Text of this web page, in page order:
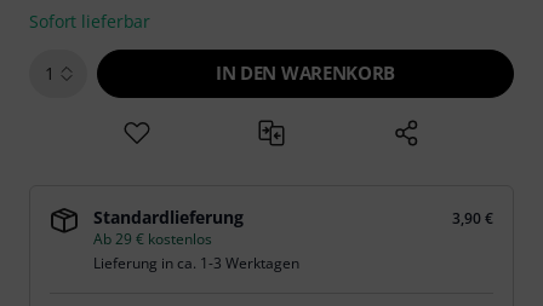
Sofort lieferbar
1 IN DEN WARENKORB
Standardlieferung
3,90 €
Ab 29 € kostenlos
Lieferung in ca. 1-3 Werktagen